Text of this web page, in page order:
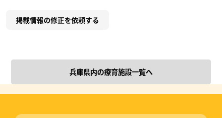
掲載情報の修正を依頼する
兵庫県内の療育施設一覧へ